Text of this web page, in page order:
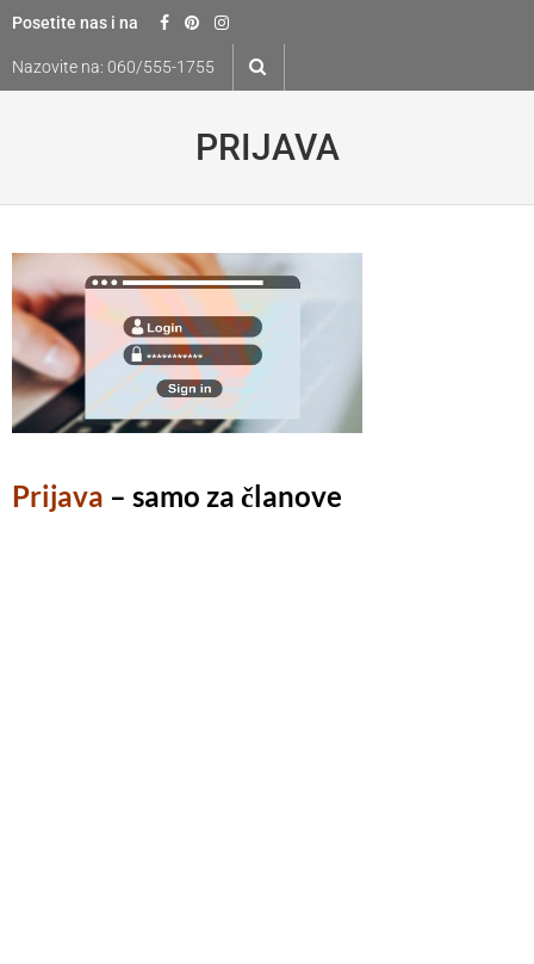
Skip
content
Posetite nas i na
Nazovite na: 060/555-1755
PRIJAVA
Prijava – samo za članove